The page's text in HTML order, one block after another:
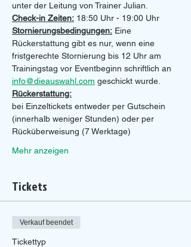
unter der Leitung von Trainer Julian.
Check-in Zeiten: 18:50 Uhr - 19:00 Uhr
Stornierungsbedingungen: Eine
Rückerstattung gibt es nur, wenn eine
fristgerechte Stornierung bis 12 Uhr am
Trainingstag vor Eventbeginn schriftlich an
info@dieauswahl.com geschickt wurde.
Rückerstattung:
bei Einzeltickets entweder per Gutschein
(innerhalb weniger Stunden) oder per
Rücküberweisung (7 Werktage)
Mehr anzeigen
Tickets
Verkauf beendet
Tickettyp